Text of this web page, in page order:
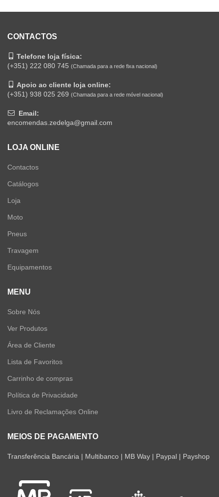
CONTACTOS
Telefone loja física:
(+351) 222 080 745 (Chamada para a rede fixa nacional)
Apoio ao cliente loja online:
(+351) 938 025 269 (Chamada para a rede móvel nacional)
Email:
encomendas.zedelga@gmail.com
LOJA ONLINE
Contactos
Catálogos
Loja
Moto
Pneus
Travagem
Equipamentos
MENU
Sobre Nós
Ver Produtos
Área de Cliente
Lista de Favoritos
Carrinho de compras
Política de Privacidade
Livro de Reclamações Online
MEIOS DE PAGAMENTO
Transferência Bancária | Multibanco | MB Way | Paypal | Payshop